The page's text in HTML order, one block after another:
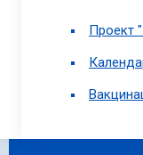
Проект